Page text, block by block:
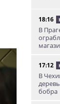
18:16
В
17:12
В
бобра